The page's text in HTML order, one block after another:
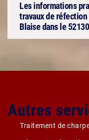
Les informations
travaux de réfection
Blaise dans le 52130
Autres
Traitement de